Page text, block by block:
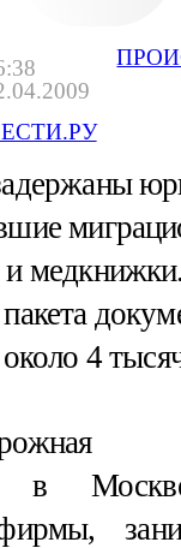
медкнижки.
около 4
в